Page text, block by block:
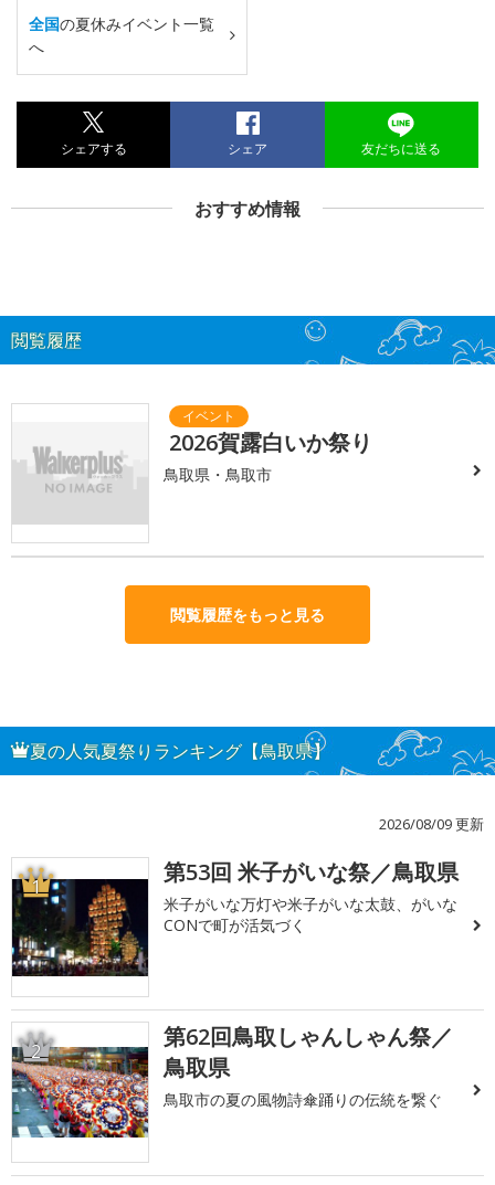
全国の夏休みイベント一覧
へ
シェアする シェア 友だちに送る
おすすめ情報
閲覧履歴
2026賀露白いか祭り
鳥取県・鳥取市
閲覧履歴をもっと見る
夏の人気夏祭りランキング【鳥取県】
2026/08/09 更新
1 第53回 米子がいな祭／鳥取県
米子がいな万灯や米子がいな太鼓、がいな
CONで町が活気づく
2
第62回鳥取しゃんしゃん祭／
鳥取県
鳥取市の夏の風物詩傘踊りの伝統を繋ぐ